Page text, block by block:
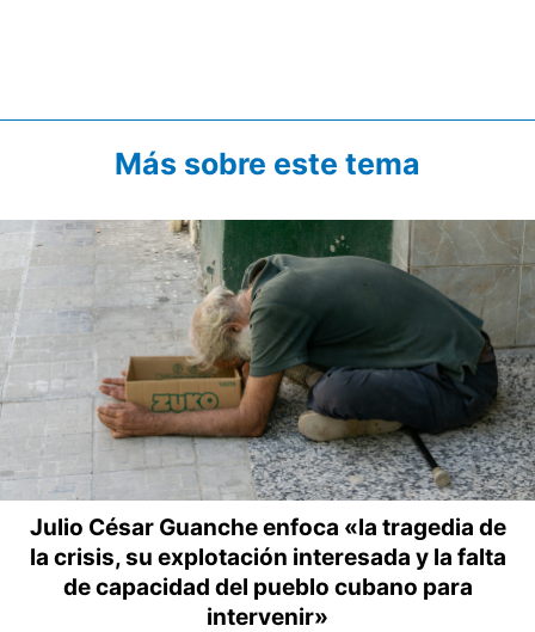
Más sobre este tema
Julio César Guanche enfoca «la tragedia de
la crisis, su explotación interesada y la falta
de capacidad del pueblo cubano para
intervenir»